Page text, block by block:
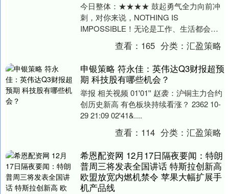
今日整体：★★★★ 鼓起勇气全力向前冲
刺，对你来说，NOTHING IS
IMPOSSIBLE！无论是工作、生活都会有
很大的收获，尽管GO GO加油！ 今日指
查看： 165 分类：汇盈策略
申银策略 符永佳：英伟达Q3财报超预
期 科技股有哪些机会？
举报 相关视频 01'01'' 赵袭：沪铜主力合约
创历史新高 有色板块持续看涨？ 2362 10-
29 21:09 02'41&....
查看： 114 分类：汇盈策略
希恩配资网 12月17日隔夜要闻：特朗
普周三将发表全国讲话 特斯拉创新高
欧盟放宽内燃机禁令 苹果大幅扩展手
机产品线